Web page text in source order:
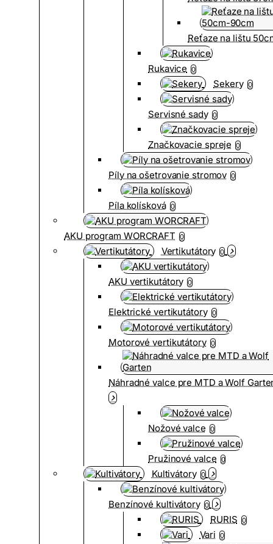
Reťaze na lištu
Rukavice 0
Sekery 0
Servisné sady 0
Značkovacie spreje 0
Píly na ošetrovanie stromov 0
Píla kolísková 0
AKU program WORCRAFT 0
Vertikutátory 0
AKU vertikutátory 0
Elektrické vertikutátory 0
Motorové vertikutátory 0
Náhradné valce pre MTD a Wolf
Nožové valce 0
Pružinové valce 0
Kultivátory 0
Benzínové kultivátory 0
RURIS 0
Vari 0